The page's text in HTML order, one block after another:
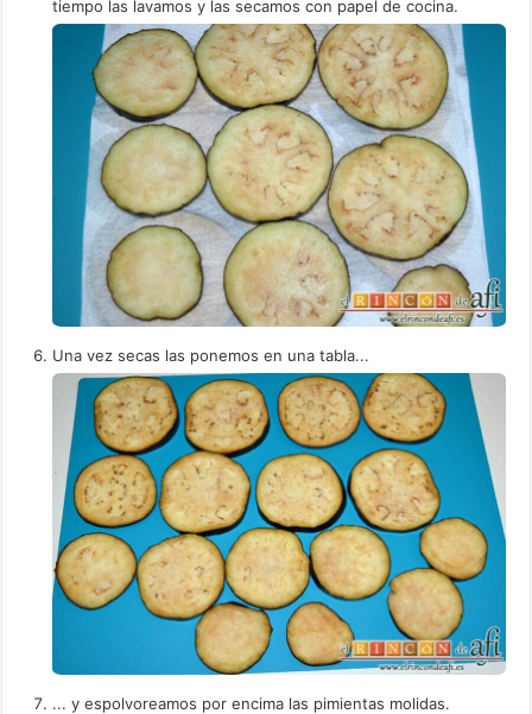
tiempo las lavamos y las secamos con papel de cocina.
Una vez secas las ponemos en una tabla...
... y espolvoreamos por encima las pimientas molidas.